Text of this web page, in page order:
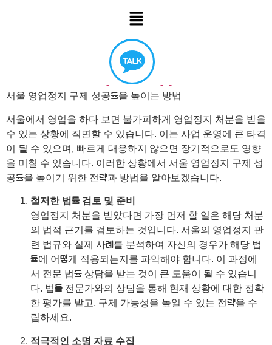
서울 영업정지 구제 성공률을 높이는 방법
서울에서 영업을 하다 보면 불가피하게 영업정지 처분을 받을
수 있는 상황에 직면할 수 있습니다. 이는 사업 운영에 큰 타격
이 될 수 있으며, 빠르게 대응하지 않으면 장기적으로도 영향
을 미칠 수 있습니다. 이러한 상황에서 서울 영업정지 구제 성
공률을 높이기 위한 전략과 방법을 알아보겠습니다.
철저한 법률 검토 및 준비
영업정지 처분을 받았다면 가장 먼저 할 일은 해당 처분
의 법적 근거를 검토하는 것입니다. 서울의 영업정지 관
련 법규와 실제 사례를 분석하여 자신의 경우가 해당 법
률에 어떻게 적용되는지를 파악해야 합니다. 이 과정에
서 전문 법률 상담을 받는 것이 큰 도움이 될 수 있습니
다. 법률 전문가와의 상담을 통해 현재 상황에 대한 정확
한 평가를 받고, 구제 가능성을 높일 수 있는 전략을 수
립하세요.
적극적인 소명 자료 수집